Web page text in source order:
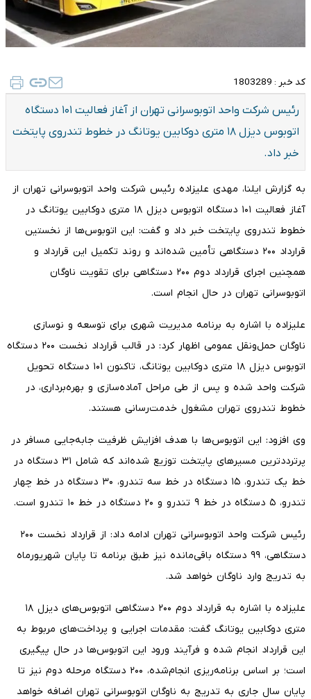
کد خبر : 1803289
رئیس شرکت واحد اتوبوسرانی تهران از آغاز فعالیت ۱۰۱ دستگاه
اتوبوس دیزل ۱۸ متری دوکابین یوتانگ در خطوط تندروی پایتخت
خبر داد.
به گزارش ایلنا، مهدی علیزاده رئیس شرکت واحد اتوبوسرانی تهران از
آغاز فعالیت ۱۰۱ دستگاه اتوبوس دیزل ۱۸ متری دوکابین یوتانگ در
خطوط تندروی پایتخت خبر داد و گفت: این اتوبوس‌ها از نخستین
قرارداد ۲۰۰ دستگاهی تأمین شده‌اند و روند تکمیل این قرارداد و
همچنین اجرای قرارداد دوم ۲۰۰ دستگاهی برای تقویت ناوگان
اتوبوسرانی تهران در حال انجام است.
علیزاده با اشاره به برنامه مدیریت شهری برای توسعه و نوسازی
ناوگان حمل‌ونقل عمومی اظهار کرد: در قالب قرارداد نخست ۲۰۰ دستگاه
اتوبوس دیزل ۱۸ متری دوکابین یوتانگ، تاکنون ۱۰۱ دستگاه تحویل
شرکت واحد شده و پس از طی مراحل آماده‌سازی و بهره‌برداری، در
خطوط تندروی تهران مشغول خدمت‌رسانی هستند.
وی افزود: این اتوبوس‌ها با هدف افزایش ظرفیت جابه‌جایی مسافر در
پرترددترین مسیرهای پایتخت توزیع شده‌اند که شامل ۳۱ دستگاه در
خط یک تندرو، ۱۵ دستگاه در خط سه تندرو، ۳۰ دستگاه در خط چهار
تندرو، ۵ دستگاه در خط ۹ تندرو و ۲۰ دستگاه در خط ۱۰ تندرو است.
رئیس شرکت واحد اتوبوسرانی تهران ادامه داد: از قرارداد نخست ۲۰۰
دستگاهی، ۹۹ دستگاه باقی‌مانده نیز طبق برنامه تا پایان شهریورماه
به تدریج وارد ناوگان خواهد شد.
علیزاده با اشاره به قرارداد دوم ۲۰۰ دستگاهی اتوبوس‌های دیزل ۱۸
متری دوکابین یوتانگ گفت: مقدمات اجرایی و پرداخت‌های مربوط به
این قرارداد انجام شده و فرآیند ورود این اتوبوس‌ها در حال پیگیری
است؛ بر اساس برنامه‌ریزی انجام‌شده، ۲۰۰ دستگاه مرحله دوم نیز تا
پایان سال جاری به تدریج به ناوگان اتوبوسرانی تهران اضافه خواهد